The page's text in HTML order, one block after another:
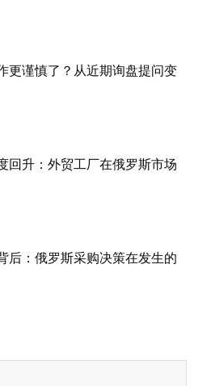
更谨慎了？从近期询盘提问变
回升：外贸工厂在俄罗斯市场
后：俄罗斯采购决策在发生的